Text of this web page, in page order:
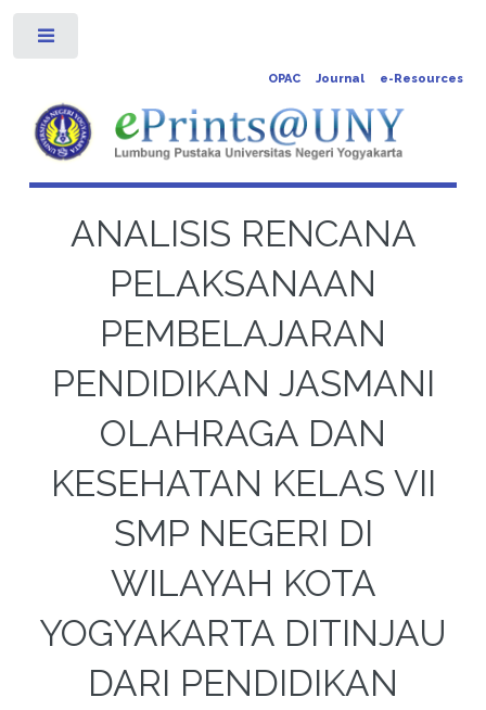
OPAC Journal e-Resources
ANALISIS RENCANA
PELAKSANAAN
PEMBELAJARAN
PENDIDIKAN JASMANI
OLAHRAGA DAN
KESEHATAN KELAS VII
SMP NEGERI DI
WILAYAH KOTA
YOGYAKARTA DITINJAU
DARI PENDIDIKAN